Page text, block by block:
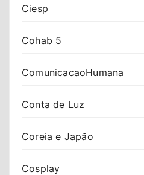
Ciesp
Cohab 5
ComunicacaoHumana
Conta de Luz
Coreia e Japão
Cosplay